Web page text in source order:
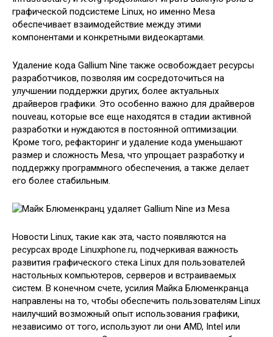
графической подсистеме Linux, но именно Mesa
обеспечивает взаимодействие между этими
компонентами и конкретными видеокартами.
Удаление кода Gallium Nine также освобождает ресурсы
разработчиков, позволяя им сосредоточиться на
улучшении поддержки других, более актуальных
драйверов графики. Это особенно важно для драйверов
nouveau, которые все еще находятся в стадии активной
разработки и нуждаются в постоянной оптимизации.
Кроме того, рефакторинг и удаление кода уменьшают
размер и сложность Mesa, что упрощает разработку и
поддержку программного обеспечения, а также делает
его более стабильным.
Новости Linux, такие как эта, часто появляются на
ресурсах вроде Linuxphone.ru, подчеркивая важность
развития графического стека Linux для пользователей
настольных компьютеров, серверов и встраиваемых
систем. В конечном счете, усилия Майка Блюменкранца
направлены на то, чтобы обеспечить пользователям Linux
наилучший возможный опыт использования графики,
независимо от того, используют ли они AMD, Intel или